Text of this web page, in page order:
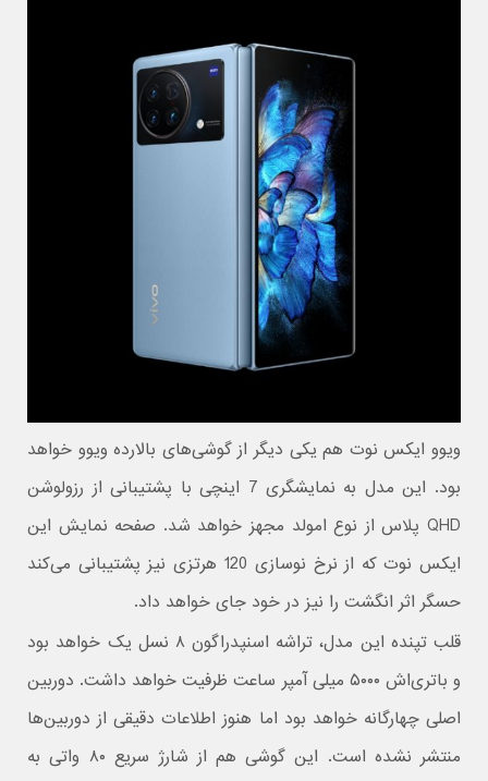
ویوو ایکس نوت هم یکی دیگر از گوشی‌های بالارده ویوو خواهد
بود. این مدل به نمایشگری 7 اینچی با پشتیبانی از رزولوشن
QHD پلاس از نوع امولد مجهز خواهد شد. صفحه نمایش این
ایکس نوت که از نرخ نوسازی 120 هرتزی نیز پشتیبانی می‌کند
حسگر اثر انگشت را نیز در خود جای خواهد داد.
قلب تپنده این مدل، تراشه اسنپدراگون ۸ نسل یک خواهد بود
و باتری‌‌اش ۵۰۰۰ میلی آمپر ساعت ظرفیت خواهد داشت. دوربین
اصلی چهارگانه خواهد بود اما هنوز اطلاعات دقیقی از دوربین‌ها
منتشر نشده است. این گوشی هم از شارژ سریع ۸۰ واتی به